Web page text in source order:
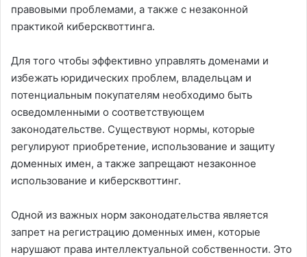
правовыми проблемами, а также с незаконной
практикой киберсквоттинга.
Для того чтобы эффективно управлять доменами и
избежать юридических проблем, владельцам и
потенциальным покупателям необходимо быть
осведомленными о соответствующем
законодательстве. Существуют нормы, которые
регулируют приобретение, использование и защиту
доменных имен, а также запрещают незаконное
использование и киберсквоттинг.
Одной из важных норм законодательства является
запрет на регистрацию доменных имен, которые
нарушают права интеллектуальной собственности. Это